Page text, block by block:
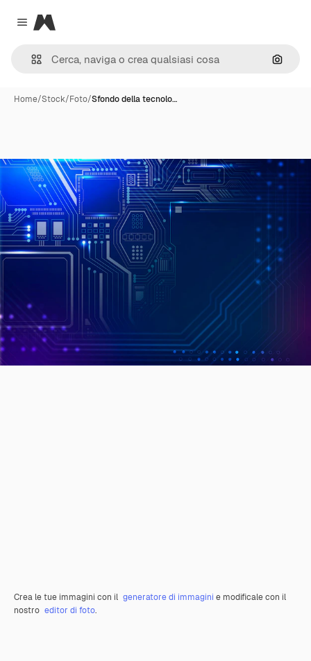
Close menu
Magnific
Cerca
Home/Stock/Foto/Sfondo della tecnolo…
Crea le tue immagini con il generatore di immagini e modificale con il
nostro editor di foto.